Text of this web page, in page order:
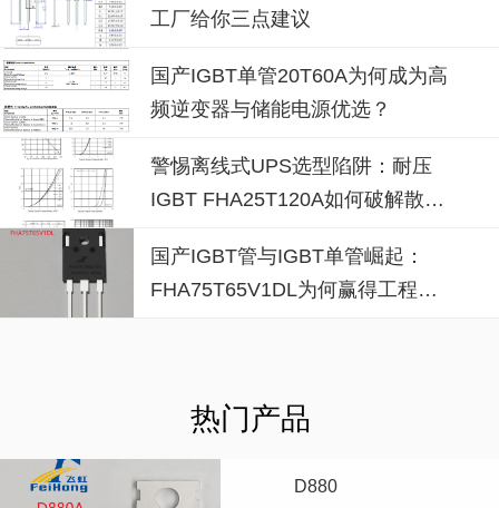
工厂给你三点建议
国产IGBT单管20T60A为何成为高
频逆变器与储能电源优选？
警惕离线式UPS选型陷阱：耐压
IGBT FHA25T120A如何破解散热
国产IGBT管与IGBT单管崛起：
FHA75T65V1DL为何赢得工程师
热门产品
D880